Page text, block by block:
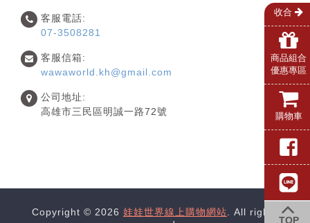
客服電話:
07-3508281
客服信箱:
wawaworld.kh@gmail.com
公司地址:
高雄市三民區明誠一路72號
Copyright © 2026 娃娃世界線上購物網站. All rights
收合
商品組合
優惠專區
購物車
TOP